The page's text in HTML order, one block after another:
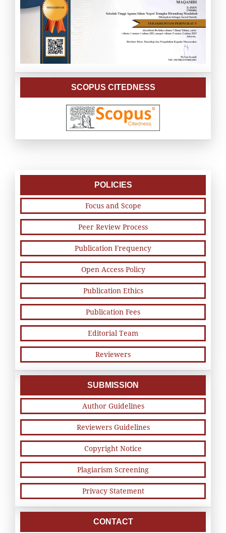
SCOPUS CITEDNESS
POLICIES
Focus and Scope
Peer Review Process
Publication Frequency
Open Access Policy
Publication Ethics
Publication Fees
Editorial Team
Reviewers
SUBMISSION
Author Guidelines
Reviewers Guidelines
Copyright Notice
Plagiarism Screening
Privacy Statement
CONTACT